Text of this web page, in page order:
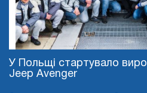
У Польщі стартувало
Jeep Avenger